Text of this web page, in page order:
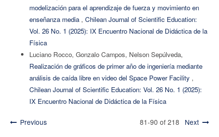
modelización para el aprendizaje de fuerza y movimiento en
enseñanza media , Chilean Journal of Scientific Education:
Vol. 26 No. 1 (2025): IX Encuentro Nacional de Didáctica de la
Física
Luciano Rocco, Gonzalo Campos, Nelson Sepúlveda,
Realización de gráficos de primer año de ingeniería mediante
análisis de caída libre en video del Space Power Facility ,
Chilean Journal of Scientific Education: Vol. 26 No. 1 (2025):
IX Encuentro Nacional de Didáctica de la Física
Previous 81-90 of 218 Next